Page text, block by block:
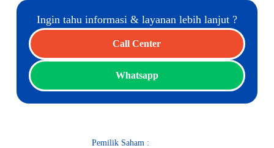
Ingin tahu informasi & layanan lebih lanjut ?
Call Center
Whatsapp
Pemilik Saham :